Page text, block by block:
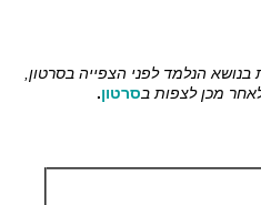
הנלמד לפני הצפייה בסרטון,
מכן לצפות בסרטון.